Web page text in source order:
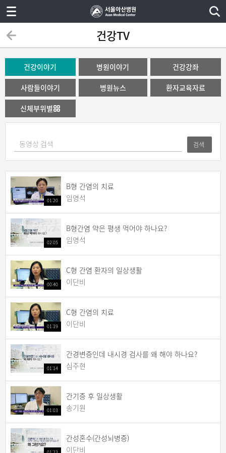
건강TV
건강이야기 병원이야기 건강강좌
사람들이야기 병원뉴스 환자교육자료
신체부위별
검색
01:20
B형 간염의 치료
임영석
02:05
B형간염 약은 평생 먹어야 하나요?
임영석
00:40
C형 간염 환자의 일상생활
이단비
01:19
C형 간염의 치료
이단비
01:14
간경변증인데 내시경 검사를 왜 해야 하나요?
심주현
01:03
간기증 후 일상생활
송기원
간성혼수(간성뇌병증)
이단비